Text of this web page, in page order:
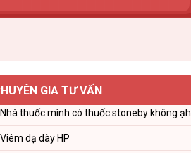
GIA TƯ VẤN
Nhà thuốc mình có thuốc stoneby không ạh
Viêm dạ dày HP